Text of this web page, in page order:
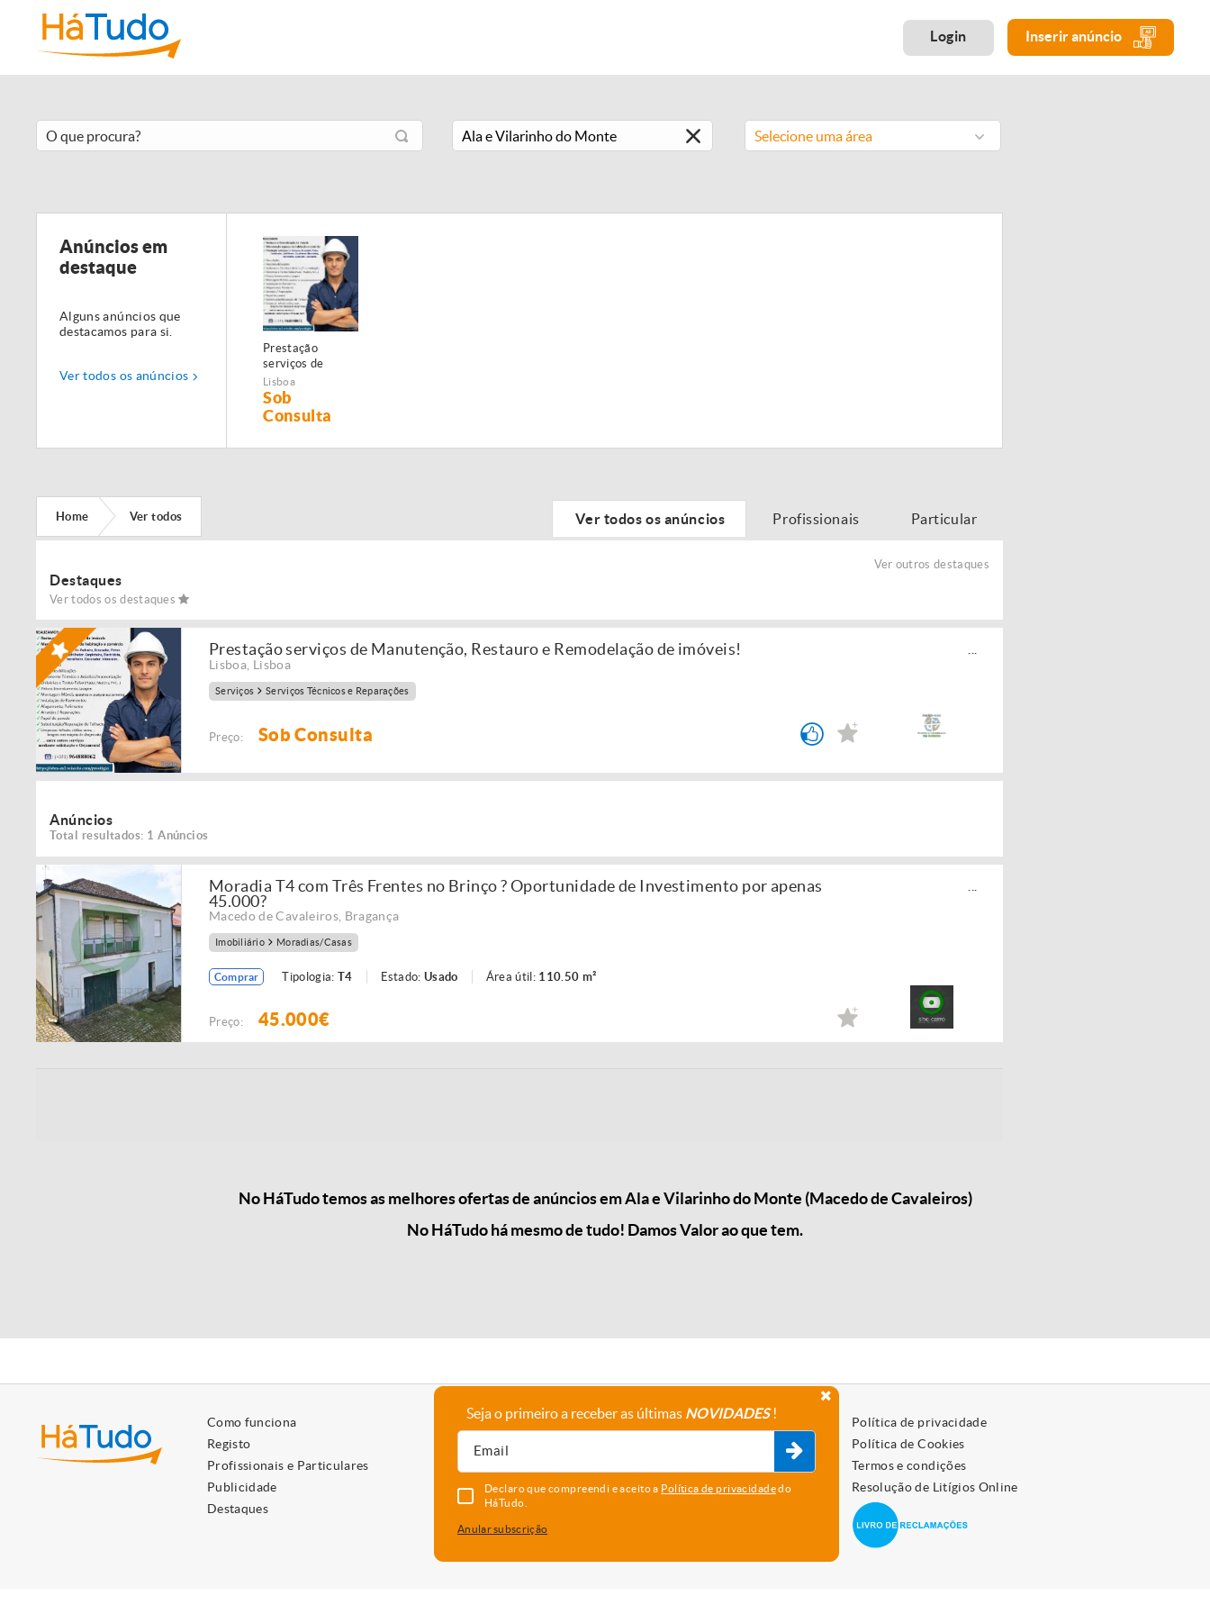
Login Inserir anúncio
Selecione uma área
Anúncios em
destaque
Alguns anúncios que
destacamos para si.
Ver todos os anúncios
Prestação
serviços de
Manutenção,
Restauro e
Remodelação de
imóveis!
Lisboa
Sob
Consulta
Home Ver todos Ver todos os anúncios Profissionais Particular
Ver outros destaques
Destaques
Ver todos os destaques
Prestação serviços de Manutenção, Restauro e Remodelação de imóveis!
Lisboa Lisboa
Serviços Serviços Técnicos e Reparações
Preço: Sob Consulta
Anúncios
Total resultados: 1 Anúncios
Moradia T4 com Três Frentes no Brinço ? Oportunidade de Investimento por apenas
45.000?
Macedo de Cavaleiros Bragança
Imobiliário Moradias/Casas
Comprar Tipologia: T4 Estado:Usado Área útil: 110.50 m²
Preço: 45.000€
No HáTudo temos as melhores ofertas de anúncios em Ala e Vilarinho do Monte (Macedo de Cavaleiros)
No HáTudo há mesmo de tudo! Damos Valor ao que tem.
Como funciona
Registo
Profissionais e Particulares
Publicidade
Destaques
A empresa
Parceiros
Política de privacidade
Política de Cookies
Termos e condições
Resolução de Litígios Online
Seja o primeiro a receber as últimas NOVIDADES!
Declaro que compreendi e aceito a Política de privacidadedo
HáTudo.
Anular subscrição